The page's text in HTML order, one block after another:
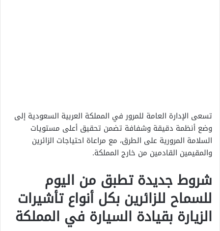
تسعى الإدارة العامة للمرور في المملكة العربية السعودية إلى
وضع أنظمة دقيقة وشفافة تضمن تحقيق أعلى مستويات
السلامة المرورية على الطرق، مع مراعاة احتياجات الزائرين
والمقيمين القادمين من خارج المملكة.
شروط جديدة تطبق من اليوم
للسماح للزائرين بكل أنواع تأشيرات
الزيارة بقيادة السيارة في المملكة